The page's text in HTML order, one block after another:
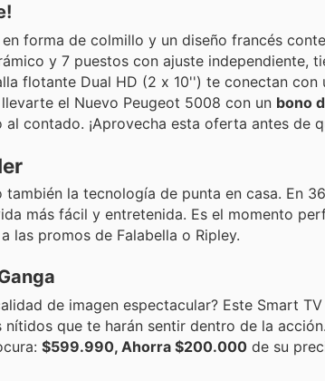
forma de colmillo y un diseño francés
y 7 puestos con ajuste independiente,
flotante Dual HD (2 x 10'') te conectan con
el Nuevo Peugeot 5008 con un bono
al contado. ¡Aprovecha esta oferta antes de
la tecnología de punta en casa. En
más fácil y entretenida. Es el momento
las promos de Falabella o Ripley.
de imagen espectacular? Este Smart
que te harán sentir dentro de la
$599.990, Ahorra $200.000 de su